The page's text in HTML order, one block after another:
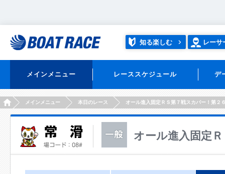
知る楽しむ レーサ
メインメニュー レーススケジュール デ
HOMEメインメニュー 本日のレース オール進入固定ＲＳ第７戦スカパー！第２
オール進入固定